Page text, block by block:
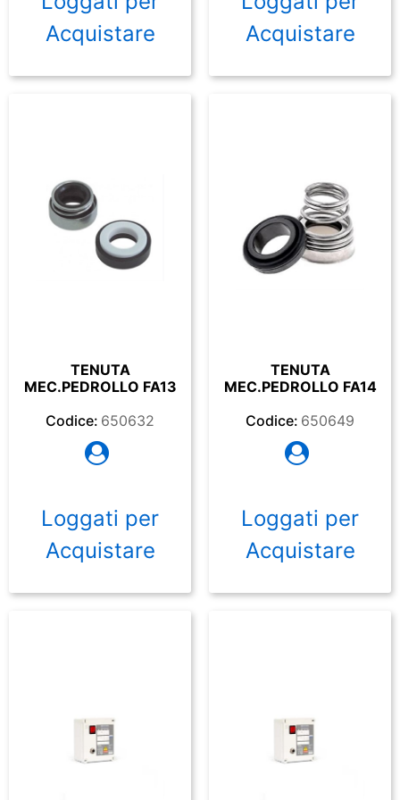
Acquistare
Acquistare
TENUTA
MEC.PEDROLLO FA13
Codice: 650632
Loggati per
Acquistare
TENUTA
MEC.PEDROLLO FA14
Codice: 650649
Loggati per
Acquistare